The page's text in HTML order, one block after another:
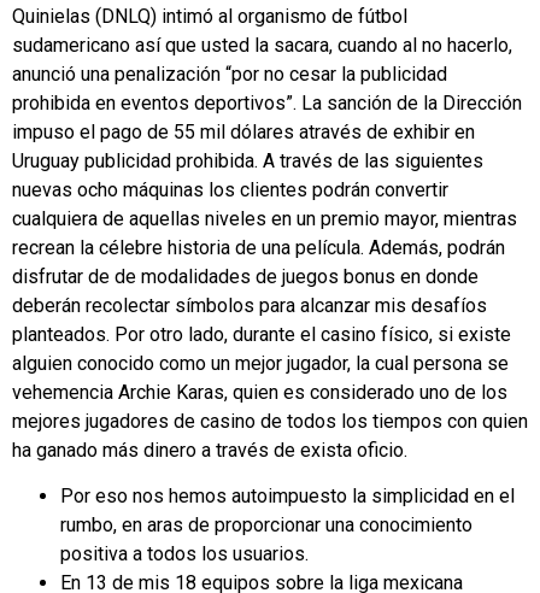
Quinielas (DNLQ) intimó al organismo de fútbol
sudamericano así que usted la sacara, cuando al no hacerlo,
anunció una penalización “por no cesar la publicidad
prohibida en eventos deportivos”. La sanción de la Dirección
impuso el pago de 55 mil dólares através de exhibir en
Uruguay publicidad prohibida. A través de las siguientes
nuevas ocho máquinas los clientes podrán convertir
cualquiera de aquellas niveles en un premio mayor, mientras
recrean la célebre historia de una película. Además, podrán
disfrutar de de modalidades de juegos bonus en donde
deberán recolectar símbolos para alcanzar mis desafíos
planteados. Por otro lado, durante el casino físico, si existe
alguien conocido como un mejor jugador, la cual persona se
vehemencia Archie Karas, quien es considerado uno de los
mejores jugadores de casino de todos los tiempos con quien
ha ganado más dinero a través de exista oficio.
Por eso nos hemos autoimpuesto la simplicidad en el
rumbo, en aras de proporcionar una conocimiento
positiva a todos los usuarios.
En 13 de mis 18 equipos sobre la liga mexicana